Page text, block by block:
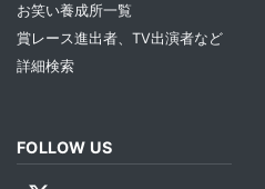
お笑い養成所一覧
賞レース進出者、TV出演者など
詳細検索
FOLLOW US